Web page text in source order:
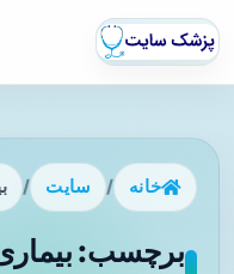
خانه / سایت /
برچسب: